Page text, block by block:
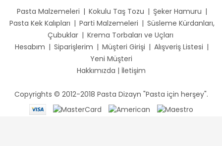
Pasta Malzemeleri | Kokulu Taş Tozu | Şeker Hamuru |
Pasta Kek Kalıpları | Parti Malzemeleri | Süsleme Kürdanları,
Çubuklar | Krema Torbaları ve Uçları
Hesabım | Siparişlerim | Müşteri Girişi | Alışveriş Listesi |
Yeni Müşteri
Hakkımızda | İletişim
Copyrights © 2012-2018 Pasta Dizayn "Pasta için herşey".